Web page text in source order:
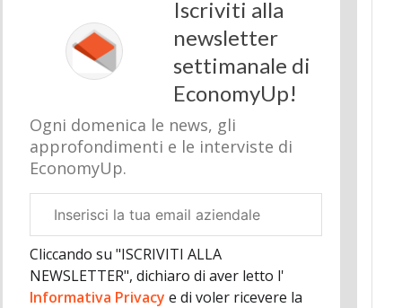
Iscriviti alla
newsletter
settimanale di
EconomyUp!
Ogni domenica le news, gli
approfondimenti e le interviste di
EconomyUp.
aziendale
Cliccando su "ISCRIVITI ALLA
NEWSLETTER", dichiaro di aver letto l'
Informativa Privacy e di voler ricevere la